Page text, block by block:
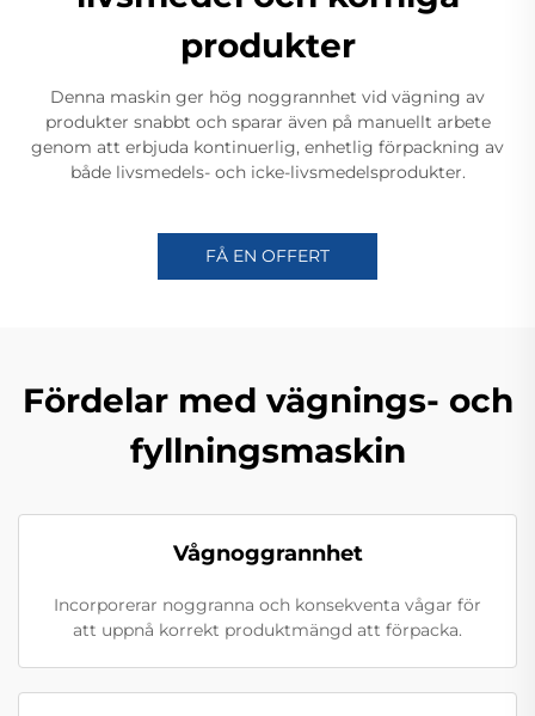
produkter
Denna maskin ger hög noggrannhet vid vägning av
produkter snabbt och sparar även på manuellt arbete
genom att erbjuda kontinuerlig, enhetlig förpackning av
både livsmedels- och icke-livsmedelsprodukter.
FÅ EN OFFERT
Fördelar med vägnings- och
fyllningsmaskin
Vågnoggrannhet
Incorporerar noggranna och konsekventa vågar för
att uppnå korrekt produktmängd att förpacka.